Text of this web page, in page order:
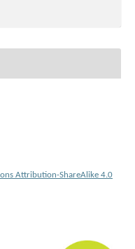
Attribution-ShareAlike 4.0